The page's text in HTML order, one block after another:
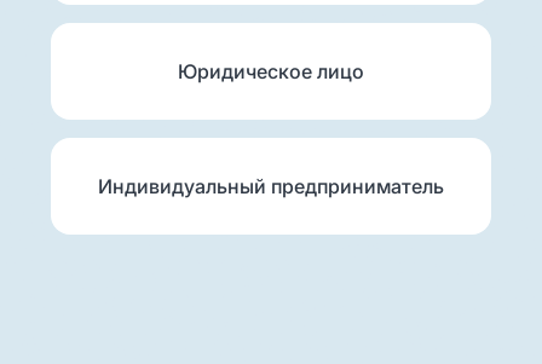
Юридическое лицо
Индивидуальный предприниматель